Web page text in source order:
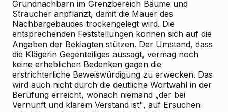
Grundnachbarn im Grenzbereich Bäume und
Sträucher anpflanzt, damit die Mauer des
Nachbargebäudes trockengelegt wird. Die
entsprechenden Feststellungen können sich auf die
Angaben der Beklagten stützen. Der Umstand, dass
die Klägerin Gegenteiliges aussagt, vermag noch
keine erheblichen Bedenken gegen die
erstrichterliche Beweiswürdigung zu erwecken. Das
wird auch nicht durch die deutliche Wortwahl in der
Berufung erreicht, wonach niemand „der bei
Vernunft und klarem Verstand ist", auf Ersuchen